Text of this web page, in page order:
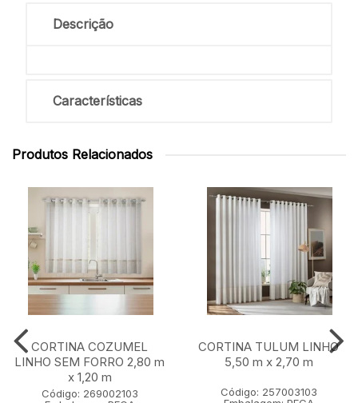
Descrição
Características
Produtos Relacionados
CORTINA COZUMEL
LINHO SEM FORRO 2,80 m
x 1,20 m
Código: 269002103
CORTINA TULUM LINHO
5,50 m x 2,70 m
Código: 257003103